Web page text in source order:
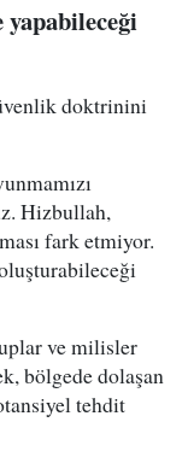
doktrinini
Hizbullah,
fark etmiyor.
ve milisler
bölgede dolaşan
tehdit